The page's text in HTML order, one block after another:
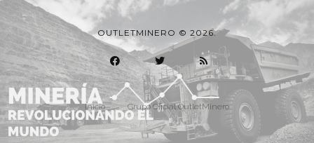
OUTLETMINERO © 2026.
Inicio Grupo Oficial OutletMinero